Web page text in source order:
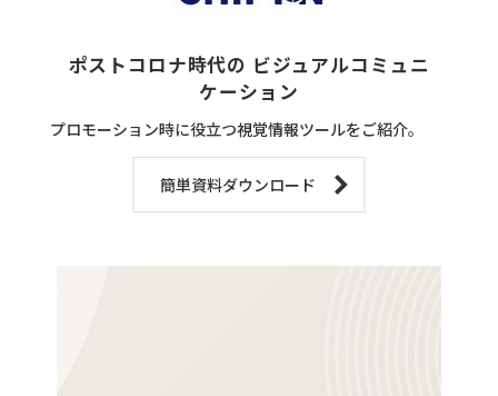
ポストコロナ時代の ビジュアルコミュニ
ケーション
プロモーション時に役立つ視覚情報ツールをご紹介。
簡単資料ダウンロード